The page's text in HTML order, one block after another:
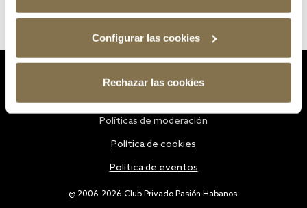
Configurar las cookies
Rechazar las cookies
@ 2006-2026 Club Privado Pasión Habanos.
Políticas de moderación
Política de cookies
Política de eventos